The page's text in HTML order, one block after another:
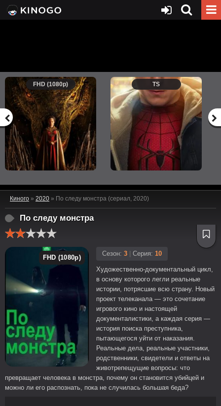
FHD (1080p) TS
Киного » 2020 » По следу монстра (сериал, 2020)
По следу монстра
FHD (1080p)
Сезон: 3 Серия: 10
Художественно-документальный цикл,
в основу которого легли реальные
истории, потрясшие всю страну. Новый
проект телеканала — это сочетание
игрового кино и настоящей
документалистики, а каждая серия —
история поиска преступника,
пытающегося уйти от наказания.
Реальные дела, реальные участники,
родственники, свидетели и ответы на
животрепещущие вопросы: что
превращает человека в монстра, почему он становится убийцей и
можно ли его распознать, пока не случилась большая беда?